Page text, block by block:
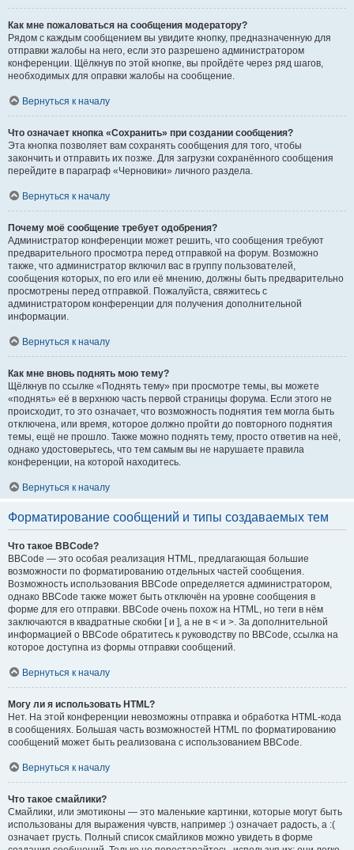
Как мне пожаловаться на сообщения модератору?
Рядом с каждым сообщением вы увидите кнопку, предназначенную для
отправки жалобы на него, если это разрешено администратором
конференции. Щёлкнув по этой кнопке, вы пройдёте через ряд шагов,
необходимых для оправки жалобы на сообщение.
Вернуться к началу
Что означает кнопка «Сохранить» при создании сообщения?
Эта кнопка позволяет вам сохранять сообщения для того, чтобы
закончить и отправить их позже. Для загрузки сохранённого сообщения
перейдите в параграф «Черновики» личного раздела.
Вернуться к началу
Почему моё сообщение требует одобрения?
Администратор конференции может решить, что сообщения требуют
предварительного просмотра перед отправкой на форум. Возможно
также, что администратор включил вас в группу пользователей,
сообщения которых, по его или её мнению, должны быть предварительно
просмотрены перед отправкой. Пожалуйста, свяжитесь с
администратором конференции для получения дополнительной
информации.
Вернуться к началу
Как мне вновь поднять мою тему?
Щёлкнув по ссылке «Поднять тему» при просмотре темы, вы можете
«поднять» её в верхнюю часть первой страницы форума. Если этого не
происходит, то это означает, что возможность поднятия тем могла быть
отключена, или время, которое должно пройти до повторного поднятия
темы, ещё не прошло. Также можно поднять тему, просто ответив на неё,
однако удостоверьтесь, что тем самым вы не нарушаете правила
конференции, на которой находитесь.
Вернуться к началу
Форматирование сообщений и типы создаваемых тем
Что такое BBCode?
BBCode — это особая реализация HTML, предлагающая большие
возможности по форматированию отдельных частей сообщения.
Возможность использования BBCode определяется администратором,
однако BBCode также может быть отключён на уровне сообщения в
форме для его отправки. BBCode очень похож на HTML, но теги в нём
заключаются в квадратные скобки [ и ], а не в < и >. За дополнительной
информацией о BBCode обратитесь к руководству по BBCode, ссылка на
которое доступна из формы отправки сообщений.
Вернуться к началу
Могу ли я использовать HTML?
Нет. На этой конференции невозможны отправка и обработка HTML-кода
в сообщениях. Большая часть возможностей HTML по форматированию
сообщений может быть реализована с использованием BBCode.
Вернуться к началу
Что такое смайлики?
Смайлики, или эмотиконы — это маленькие картинки, которые могут быть
использованы для выражения чувств, например :) означает радость, а :(
означает грусть. Полный список смайликов можно увидеть в форме